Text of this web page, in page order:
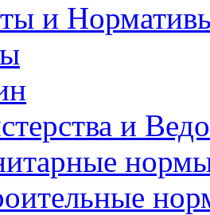
и
и